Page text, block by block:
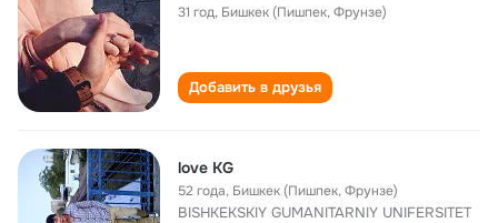
31 год, Бишкек (Пишпек, Фрунзе)
Добавить в друзья
love KG
52 года, Бишкек (Пишпек, Фрунзе)
BISHKEKSKIY GUMANITARNIY UNIFERSITET